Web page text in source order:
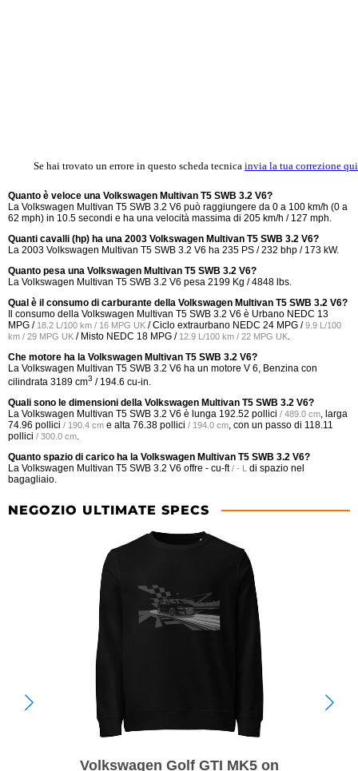
Se hai trovato un errore in questo scheda tecnica invia la tua correzione qui
Quanto è veloce una Volkswagen Multivan T5 SWB 3.2 V6?
La Volkswagen Multivan T5 SWB 3.2 V6 può raggiungere da 0 a 100 km/h (0 a
62 mph) in 10.5 secondi e ha una velocità massima di 205 km/h / 127 mph.
Quanti cavalli (hp) ha una 2003 Volkswagen Multivan T5 SWB 3.2 V6?
La 2003 Volkswagen Multivan T5 SWB 3.2 V6 ha 235 PS / 232 bhp / 173 kW.
Quanto pesa una Volkswagen Multivan T5 SWB 3.2 V6?
La Volkswagen Multivan T5 SWB 3.2 V6 pesa 2199 Kg / 4848 lbs.
Qual è il consumo di carburante della Volkswagen Multivan T5 SWB 3.2 V6?
Il consumo della Volkswagen Multivan T5 SWB 3.2 V6 è Urbano NEDC 13
MPG / 18.2 L/100 km / 16 MPG UK / Ciclo extraurbano NEDC 24 MPG /9.9 L/100
km / 29 MPG UK / Misto NEDC 18 MPG / 12.9 L/100 km / 22 MPG UK.
Che motore ha la Volkswagen Multivan T5 SWB 3.2 V6?
La Volkswagen Multivan T5 SWB 3.2 V6 ha un motore V 6, Benzina con
cilindrata 3189 cm3 / 194.6 cu-in.
Quali sono le dimensioni della Volkswagen Multivan T5 SWB 3.2 V6?
La Volkswagen Multivan T5 SWB 3.2 V6 è lunga 192.52 pollici / 489.0 cm, larga
74.96 pollici / 190.4 cm e alta 76.38 pollici / 194.0 cm, con un passo di 118.11
pollici / 300.0 cm.
Quanto spazio di carico ha la Volkswagen Multivan T5 SWB 3.2 V6?
La Volkswagen Multivan T5 SWB 3.2 V6 offre - cu-ft / - L di spazio nel
bagagliaio.
NEGOZIO ULTIMATE SPECS